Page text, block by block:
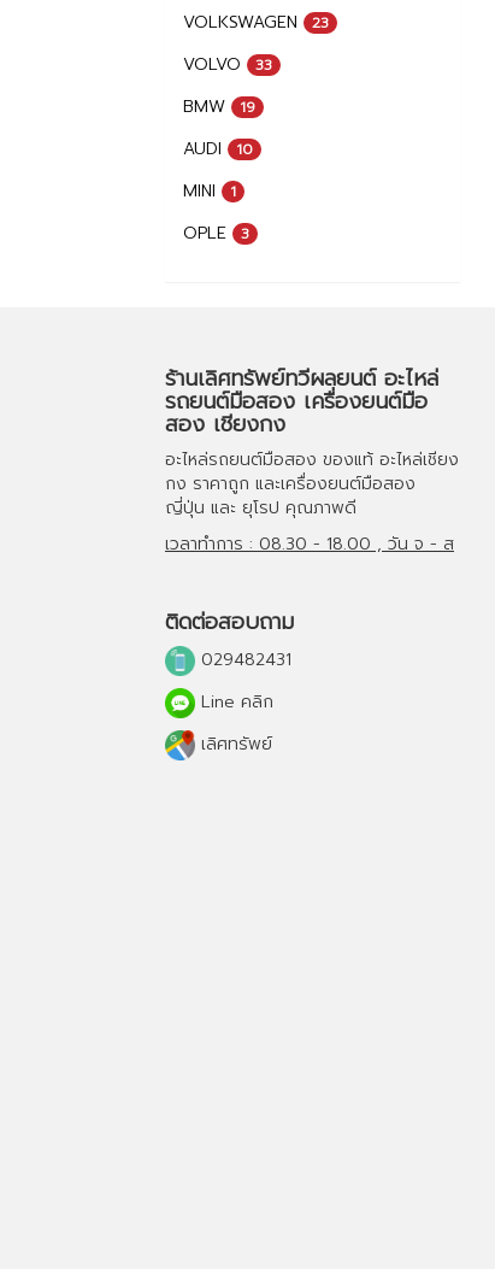
VOLKSWAGEN 23
VOLVO 33
BMW 19
AUDI 10
MINI 1
OPLE 3
ร้านเลิศทรัพย์ทวีผลยนต์ อะไหล่
รถยนต์มือสอง เครื่องยนต์มือ
สอง เชียงกง
อะไหล่รถยนต์มือสอง ของแท้ อะไหล่เชียง
กง ราคาถูก และเครื่องยนต์มือสอง
ญี่ปุ่น และ ยุโรป คุณภาพดี
เวลาทำการ : 08.30 - 18.00 , วัน จ - ส
ติดต่อสอบถาม
029482431
Line คลิก
เลิศทรัพย์